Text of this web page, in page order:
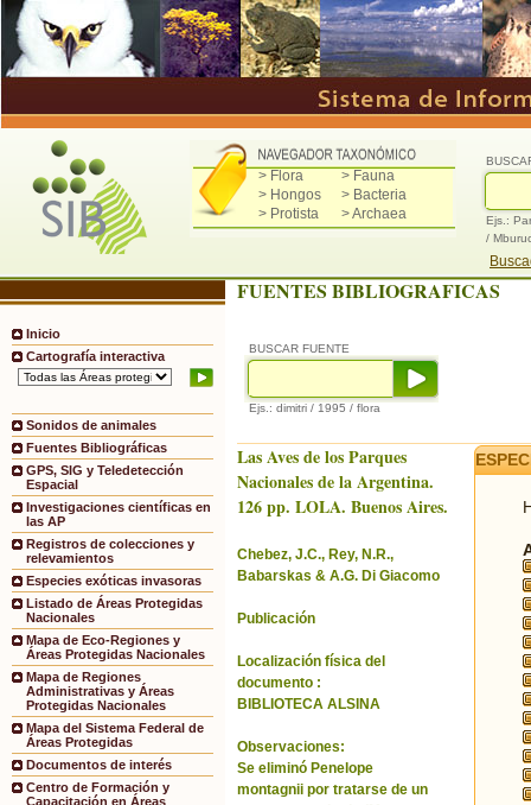
> Flora
> Fauna
> Hongos
> Bacteria
> Protista
> Archaea
Ejs.:
/
Inicio
Cartografía interactiva
Sonidos de animales
Fuentes Bibliográficas
GPS, SIG y Teledetección
Espacial
Investigaciones científicas en
las AP
Registros de colecciones y
relevamientos
Especies exóticas invasoras
Listado de Áreas Protegidas
Nacionales
Mapa de Eco-Regiones y
Áreas Protegidas Nacionales
Mapa de Regiones
Administrativas y Áreas
Protegidas Nacionales
Mapa del Sistema Federal de
Áreas Protegidas
Documentos de interés
Centro de Formación y
Capacitación en Áreas
FUENTES BIBLIOGRAFICAS
BUSCAR FUENTE
Ejs.: dimitri / 1995 / flora
Las Aves de los Parques
Nacionales de la Argentina.
126 pp. LOLA. Buenos Aires.
Chebez, J.C., Rey, N.R.,
Babarskas & A.G. Di Giacomo
Publicación
Localización física del
documento :
BIBLIOTECA ALSINA
Observaciones:
Se eliminó Penelope
montagnii por tratarse de un